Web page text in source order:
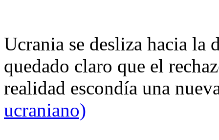
Ucrania se desliza hacia
quedado claro que el
realidad escondía una
ucraniano)